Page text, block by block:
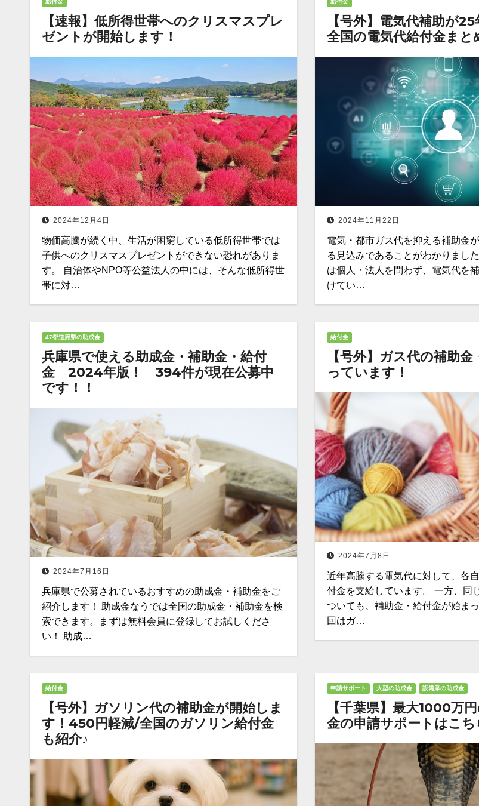
給付金
【速報】低所得世帯へのクリスマスプレ
ゼントが開始します！
2024年12月4日
物価高騰が続く中、生活が困窮している低所得世帯では
子供へのクリスマスプレゼントができない恐れがありま
す。 自治体やNPO等公益法人の中には、そんな低所得世
帯に対…
給付金
【号外】電気代補助が
全国の電気代給付金まと
2024年11月22日
電気・都市ガス代を抑える補助金
る見込みであることがわかりまし
は個人・法人を問わず、電気代を
けてい…
47都道府県の助成金
兵庫県で使える助成金・補助金・給付
金 2024年版！ 394件が現在公募中
です！！
2024年7月16日
兵庫県で公募されているおすすめの助成金・補助金をご
紹介します！ 助成金なうでは全国の助成金・補助金を検
索できます。まずは無料会員に登録してお試しくださ
い！ 助成…
給付金
【号外】ガス代の補助
っています！
2024年7月8日
近年高騰する電気代に対して、各
付金を支給しています。 一方、同
ついても、補助金・給付金が始ま
回はガ…
給付金
【号外】ガソリン代の補助金が開始しま
す！450円軽減/全国のガソリン給付金
も紹介♪
申請サポート 大型の助成金 設備系の助成金
【千葉県】最大1000万
金の申請サポートはこち